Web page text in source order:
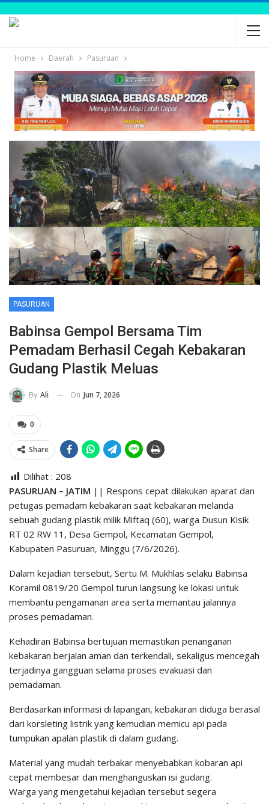
Home Daerah Pasuruan
PASURUAN
Babinsa Gempol Bersama Tim
Pemadam Berhasil Cegah Kebakaran
Gudang Plastik Meluas
By Ali On Jun 7, 2026
0
Share
Dilihat : 208
PASURUAN – JATIM || Respons cepat dilakukan aparat dan
petugas pemadam kebakaran saat kebakaran melanda
sebuah gudang plastik milik Miftaq (60), warga Dusun Kisik
RT 02 RW 11, Desa Gempol, Kecamatan Gempol,
Kabupaten Pasuruan, Minggu (7/6/2026).
Dalam kejadian tersebut, Sertu M. Mukhlas selaku Babinsa
Koramil 0819/20 Gempol turun langsung ke lokasi untuk
membantu pengamanan area serta memantau jalannya
proses pemadaman.
Kehadiran Babinsa bertujuan memastikan penanganan
kebakaran berjalan aman dan terkendali, sekaligus mencegah
terjadinya gangguan selama proses evakuasi dan
pemadaman.
Berdasarkan informasi di lapangan, kebakaran diduga berasal
dari korsleting listrik yang kemudian memicu api pada
tumpukan apalan plastik di dalam gudang.
Material yang mudah terbakar menyebabkan kobaran api
cepat membesar dan menghanguskan isi gudang.
Warga yang mengetahui kejadian tersebut segera